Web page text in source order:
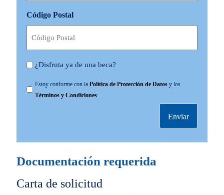
Código Postal
Y
b
¿Disfruta ya de una beca?
r
c
i
Estoy conforme con la Política de Protección de Datosy los
Términos y Condiciones
Documentación requerida
Carta de solicitud